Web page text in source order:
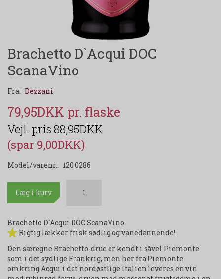
Brachetto D`Acqui DOC
ScanaVino
Fra: Dezzani
79,95DKK
88,95DKK
(spar 9,00DKK)
Model/varenr.: 120 0286
Læg i kurv
Brachetto D`Acqui DOC ScanaVino
Rigtig lækker frisk sødlig og vanedannende!
Den særegne Brachetto-drue er kendt i såvel Piemonte
som i det sydlige Frankrig, men her fra Piemonte
omkring Acqui i det nordøstlige Italien leveres en vin